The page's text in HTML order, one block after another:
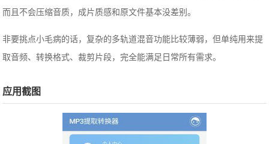
而且不会压缩音质，成片质感和原文件基本没差别。
非要挑点小毛病的话，复杂的多轨道混音功能比较薄弱，但单纯用来提
取音频、转换格式、裁剪片段，完全能满足日常所有需求。
应用截图